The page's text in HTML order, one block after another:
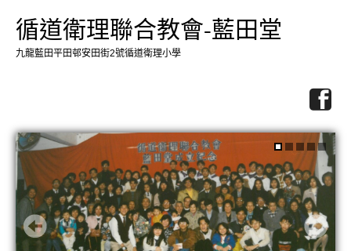
循道衛理聯合教會-藍田堂
九龍藍田平田邨安田街2號循道衛理小學